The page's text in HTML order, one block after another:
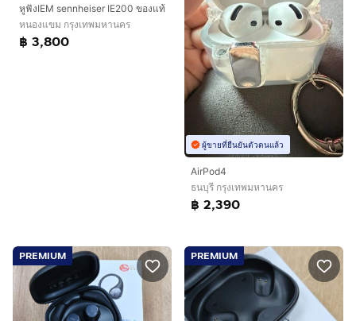
หูฟังIEM sennheiser​ IE200 ของแท้
หนองแขม กรุงเทพมหานคร
฿ 3,800
ผู้ขายที่ยืนยันตัวตนแล้ว
AirPod4
ธนบุรี กรุงเทพมหานคร
฿ 2,390
PREMIUM PREMIUM